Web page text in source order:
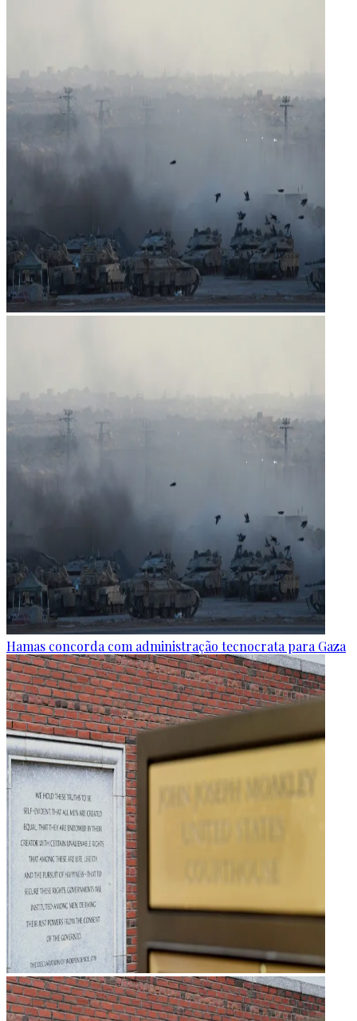
Hamas concorda com administração tecnocrata para Gaza